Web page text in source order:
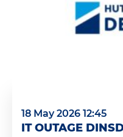
18 May 2026 12:45
IT OUTAGE